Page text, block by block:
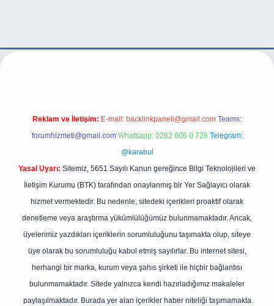
betexper.live/
Reklam ve İletişim: E-mail: backlinkpaneli@gmail.com Teams:
forumhizmeti@gmail.com Whatsapp: 0262 606 0 726 Telegram:
@karabul
Yasal Uyarı: Sitemiz, 5651 Sayılı Kanun gereğince Bilgi Teknolojileri ve
İletişim Kurumu (BTK) tarafından onaylanmış bir Yer Sağlayıcı olarak
hizmet vermektedir. Bu nedenle, sitedeki içerikleri proaktif olarak
denetleme veya araştırma yükümlülüğümüz bulunmamaktadır. Ancak,
üyelerimiz yazdıkları içeriklerin sorumluluğunu taşımakta olup, siteye
üye olarak bu sorumluluğu kabul etmiş sayılırlar. Bu internet sitesi,
herhangi bir marka, kurum veya şahıs şirketi ile hiçbir bağlantısı
bulunmamaktadır. Sitede yalnızca kendi hazırladığımız makaleler
paylaşılmaktadır. Burada yer alan içerikler haber niteliği taşımamakta